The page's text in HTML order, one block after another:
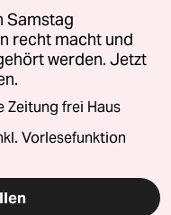
Samstag
recht macht und
werden. Jetzt
Zeitung frei Haus
Vorlesefunktion